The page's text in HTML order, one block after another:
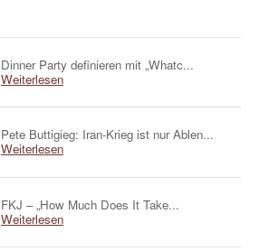
Dinner Party definieren mit „Whatc...
Weiterlesen
Pete Buttigieg: Iran-Krieg ist nur Ablen...
Weiterlesen
FKJ – „How Much Does It Take...
Weiterlesen